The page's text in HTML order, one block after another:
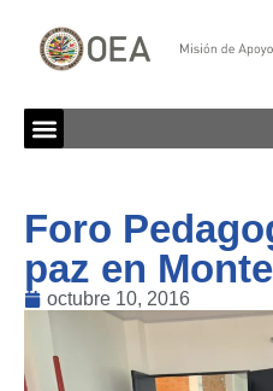
Foro
paz en
octubre 10, 2016